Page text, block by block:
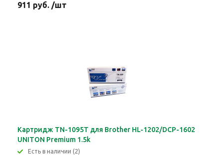
911 руб. /шт
Картридж TN-1095T для Brother HL-1202/DCP-1602
UNITON Premium 1.5k
Eсть в наличии (2)